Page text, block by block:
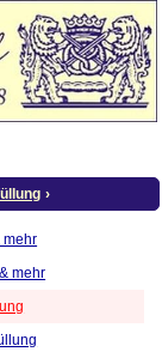
›
mehr
mehr